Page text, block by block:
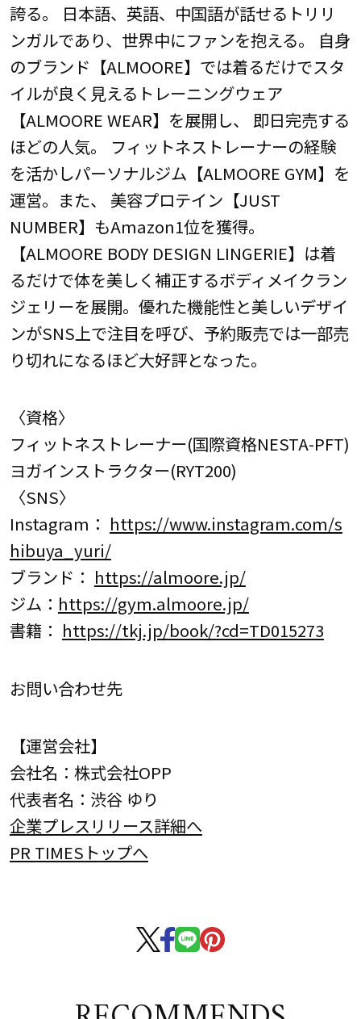
誇る。 日本語、英語、中国語が話せるトリリ
ンガルであり、世界中にファンを抱える。 自身
のブランド【ALMOORE】では着るだけでスタ
イルが良く見えるトレーニングウェア
【ALMOORE WEAR】を展開し、 即日完売する
ほどの人気。 フィットネストレーナーの経験
を活かしパーソナルジム【ALMOORE GYM】を
運営。また、 美容プロテイン【JUST
NUMBER】もAmazon1位を獲得。
【ALMOORE BODY DESIGN LINGERIE】は着
るだけで体を美しく補正するボディメイクラン
ジェリーを展開。優れた機能性と美しいデザイ
ンがSNS上で注目を呼び、予約販売では一部売
り切れになるほど大好評となった。
〈資格〉
フィットネストレーナー(国際資格NESTA-PFT)
ヨガインストラクター(RYT200)
〈SNS〉
Instagram： https://www.instagram.com/s
hibuya_yuri/
ブランド： https://almoore.jp/
ジム： https://gym.almoore.jp/
書籍： https://tkj.jp/book/?cd=TD015273
お問い合わせ先
【運営会社】
会社名：株式会社OPP
代表者名：渋谷 ゆり
企業プレスリリース詳細へ
PR TIMESトップへ